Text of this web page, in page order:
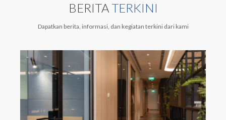
BERITATERKINI
Dapatkan berita, informasi, dan kegiatan terkini dari kami